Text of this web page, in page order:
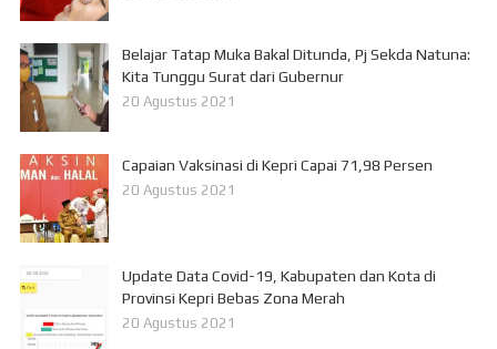
Belajar Tatap Muka Bakal Ditunda, Pj Sekda Natuna:
Kita Tunggu Surat dari Gubernur
20 Agustus 2021
Capaian Vaksinasi di Kepri Capai 71,98 Persen
20 Agustus 2021
Update Data Covid-19, Kabupaten dan Kota di
Provinsi Kepri Bebas Zona Merah
20 Agustus 2021